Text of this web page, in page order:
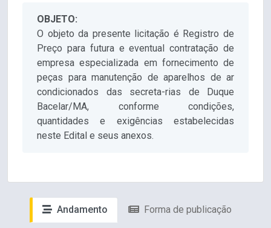
OBJETO:
O objeto da presente licitação é Registro de
Preço para futura e eventual contratação de
empresa especializada em fornecimento de
peças para manutenção de aparelhos de ar
condicionados das secreta-rias de Duque
Bacelar/MA, conforme condições,
quantidades e exigências estabelecidas
neste Edital e seus anexos.
Andamento Forma de publicação